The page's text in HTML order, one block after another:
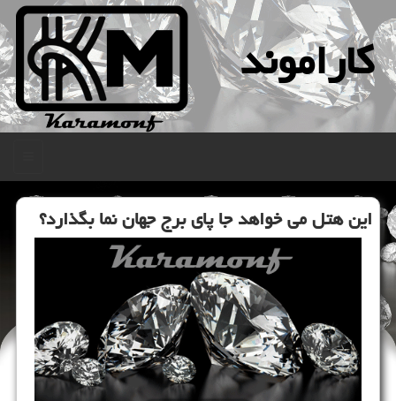
كاراموند
این هتل می خواهد جا پای برج جهان نما بگذارد؟